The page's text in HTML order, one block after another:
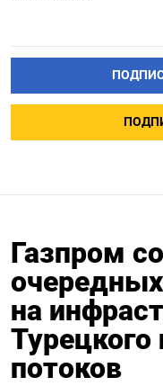
Газпром
на
Турецкого
потоков